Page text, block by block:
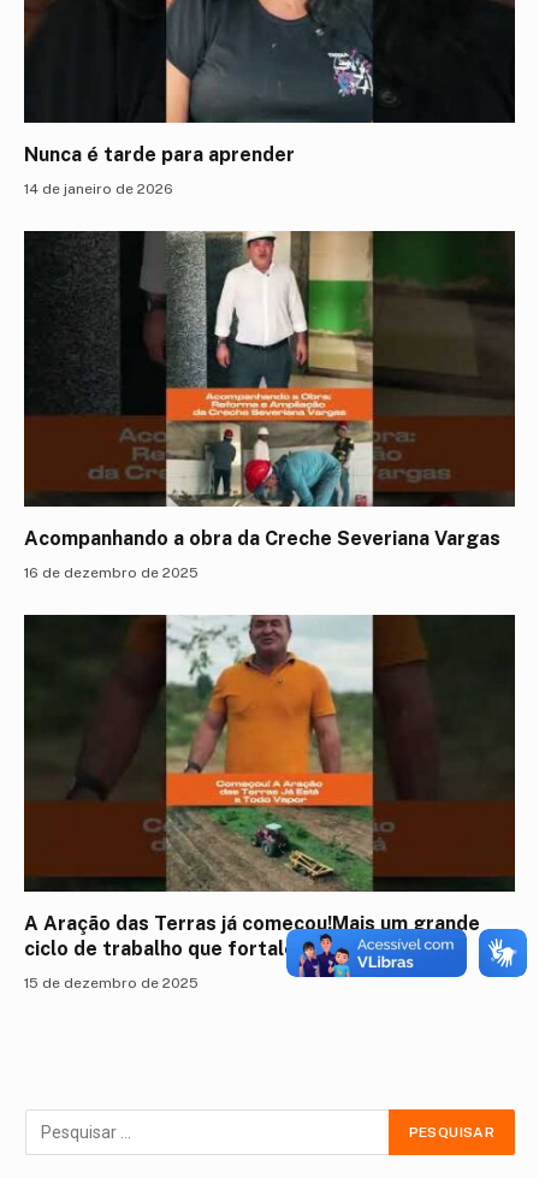
Nunca é tarde para aprender
14 de janeiro de 2026
Acompanhando a obra da Creche Severiana Vargas
16 de dezembro de 2025
A Aração das Terras já começou!Mais um grande
ciclo de trabalho que fortalece a agricultura f
15 de dezembro de 2025